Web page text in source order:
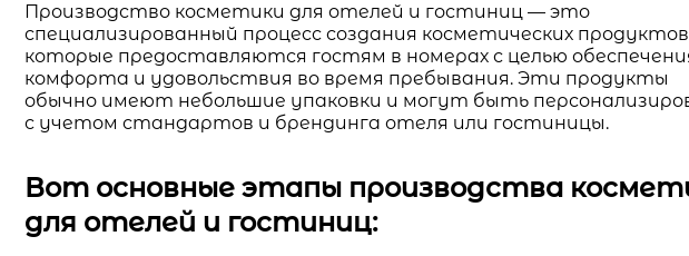
Производство косметики для отелей и гостиниц — это
специализированный процесс создания косметических
которые предоставляются гостям в номерах с целью
комфорта и удовольствия во время пребывания. Эти продукты
обычно имеют небольшие упаковки и могут быть
с учетом стандартов и брендинга отеля или гостиницы.
Вот основные этапы производства
для отелей и гостиниц: